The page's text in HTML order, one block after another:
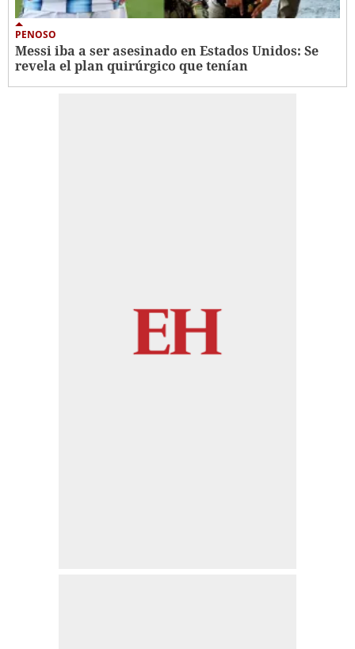
PENOSO
Messi iba a ser asesinado en Estados Unidos: Se
revela el plan quirúrgico que tenían